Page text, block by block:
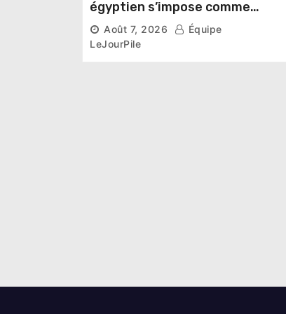
égyptien s’impose comme
une vitrine du patrimoine
pharaonique auprès des
dirigeants étrangers
Août 7, 2026
Équipe
LeJourPile